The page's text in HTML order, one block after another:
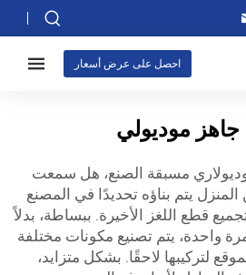
احصل على عرض أسعار
موديولي
مسبقة الصنع، هل سمعت
يتم بناؤه تحديدًا في المصنع
قطع اللغز الأخيرة. ببساطة، بدلاً
واحدة، يتم تصنيع مكونات مختلفة
لتركيبها لاحقًا. بشكل متزايد،